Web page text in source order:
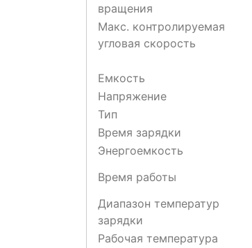
вращения
Макс. контролируемая
угловая скорость
Емкость
Напряжение
Тип
Время зарядки
Энергоемкость
Время работы
Диапазон температур
зарядки
Рабочая температура